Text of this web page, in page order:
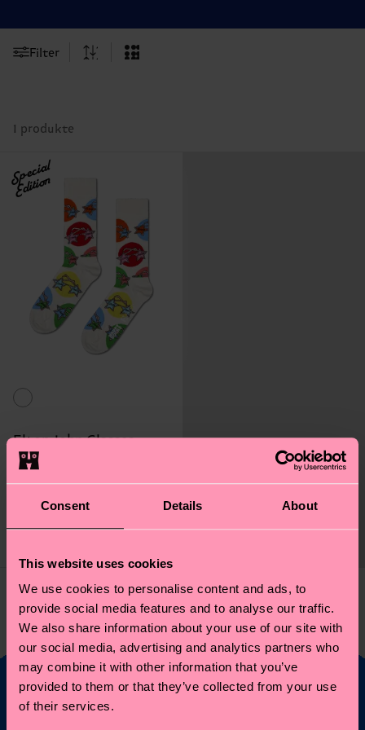
Consent Details About
This website uses cookies
We use cookies to personalise content and ads, to
provide social media features and to analyse our traffic.
We also share information about your use of our site with
our social media, advertising and analytics partners who
may combine it with other information that you’ve
provided to them or that they’ve collected from your use
of their services.
Filter
1 produkte
Special
Edition
Elton John Glasses
Sock
Originalpreis
Reduzierter Preis
Sie haben 1 von 1 Produkten angesehen.